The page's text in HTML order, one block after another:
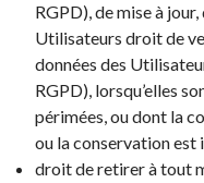
RGPD), de mise à
Utilisateurs droit de
données des
RGPD), lorsqu’elles
périmées, ou dont la
ou la conservation est
droit de retirer à tout